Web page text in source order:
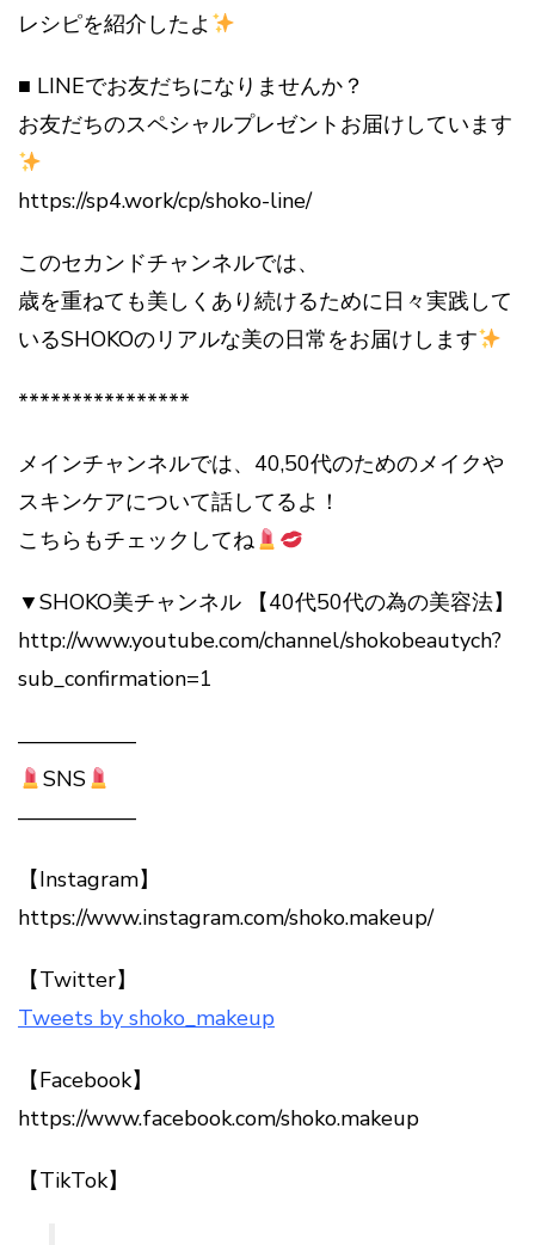
レシピを紹介したよ
■ LINEでお友だちになりませんか？
お友だちのスペシャルプレゼントお届けしています
https://sp4.work/cp/shoko-line/
このセカンドチャンネルでは、
歳を重ねても美しくあり続けるために日々実践して
いるSHOKOのリアルな美の日常をお届けします
****************
メインチャンネルでは、40,50代のためのメイクや
スキンケアについて話してるよ！
こちらもチェックしてね
▼SHOKO美チャンネル 【40代50代の為の美容法】
http://www.youtube.com/channel/shokobeautych?
sub_confirmation=1
—————–
SNS
—————–
【Instagram】
https://www.instagram.com/shoko.makeup/
【Twitter】
Tweets by shoko_makeup
【Facebook】
https://www.facebook.com/shoko.makeup
【TikTok】